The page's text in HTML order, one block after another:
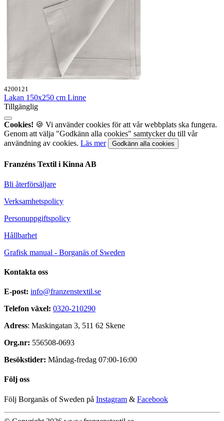
4200121
Lakan 150x250 cm Linne
Tillgänglig
Cookies! 🍪 Vi använder cookies för att vår webbplats ska fungera.
Genom att välja "Godkänn alla cookies" samtycker du till vår
användning av cookies. Läs mer Godkänn alla cookies
Franzéns Textil i Kinna AB
Bli återförsäljare
Verksamhetspolicy
Personuppgiftspolicy
Hållbarhet
Grafisk manual - Borganäs of Sweden
Kontakta oss
E-post: info@franzenstextil.se
Telefon växel: 0320-210290
Adress: Maskingatan 3, 511 62 Skene
Org.nr: 556508-0693
Besökstider: Måndag-fredag 07:00-16:00
Följ oss
Följ Borganäs of Sweden på Instagram & Facebook